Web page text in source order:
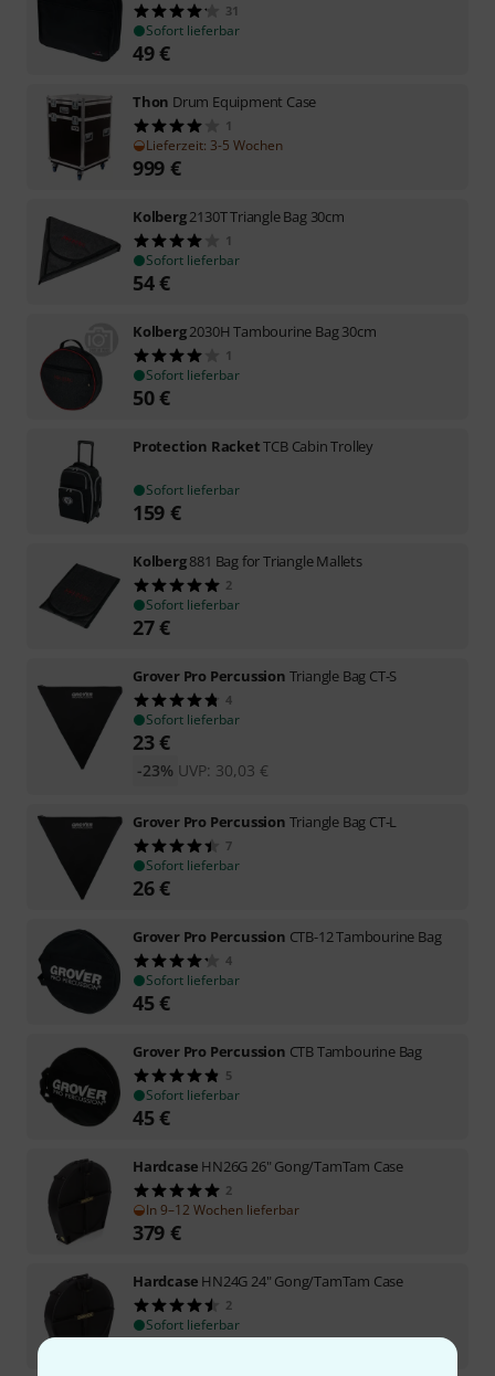
31
Sofort lieferbar
49€
Thon Drum Equipment Case
1
Lieferzeit: 3-5 Wochen
999 €
Kolberg2130T Triangle Bag 30cm
1
Sofort lieferbar
54€
Kolberg2030H Tambourine Bag 30cm
1
Sofort lieferbar
50€
Protection RacketTCB Cabin Trolley
Sofort lieferbar
159 €
Kolberg881 Bag for Triangle Mallets
2
Sofort lieferbar
27€
Grover Pro Percussion Triangle Bag CT-S
4
Sofort lieferbar
23€
UVP: 30,03 €
-23%
Grover Pro Percussion Triangle Bag CT-L
7
Sofort lieferbar
26€
Grover Pro Percussion CTB-12 Tambourine Bag
4
Sofort lieferbar
45€
Grover Pro Percussion CTB Tambourine Bag
5
Sofort lieferbar
45€
Hardcase HN26G 26" Gong/TamTam Case
2
In 9–12 Wochen lieferbar
379 €
Hardcase HN24G 24" Gong/TamTam Case
2
Sofort lieferbar